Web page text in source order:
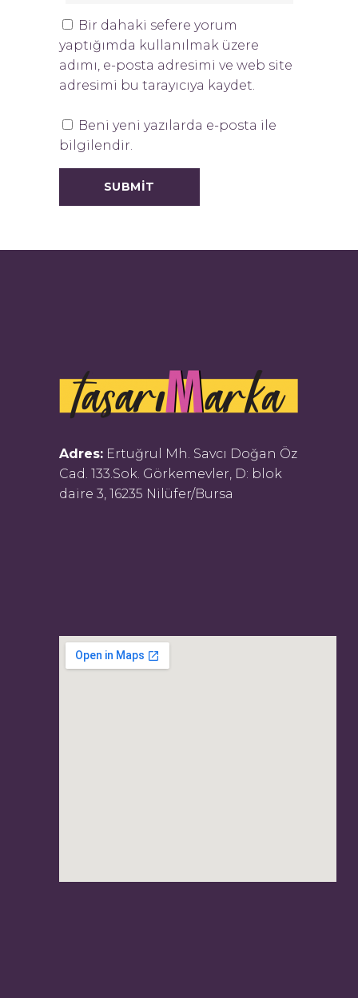
Bir dahaki sefere yorum
yaptığımda kullanılmak üzere
adımı, e-posta adresimi ve web site
adresimi bu tarayıcıya kaydet.
Beni yeni yazılarda e-posta ile
bilgilendir.
Adres: Ertuğrul Mh. Savcı Doğan Öz
Cad. 133.Sok. Görkemevler, D: blok
daire 3, 16235 Nilüfer/Bursa